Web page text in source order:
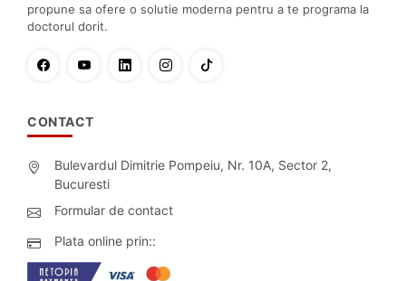
propune sa ofere o solutie moderna pentru a te programa la
doctorul dorit.
CONTACT
Bulevardul Dimitrie Pompeiu, Nr. 10A, Sector 2,
Bucuresti
Formular de contact
Plata online prin::